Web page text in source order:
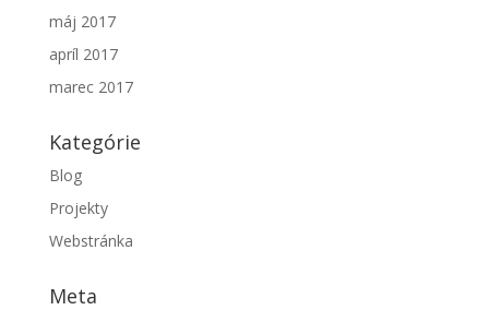
máj 2017
apríl 2017
marec 2017
Kategórie
Blog
Projekty
Webstránka
Meta